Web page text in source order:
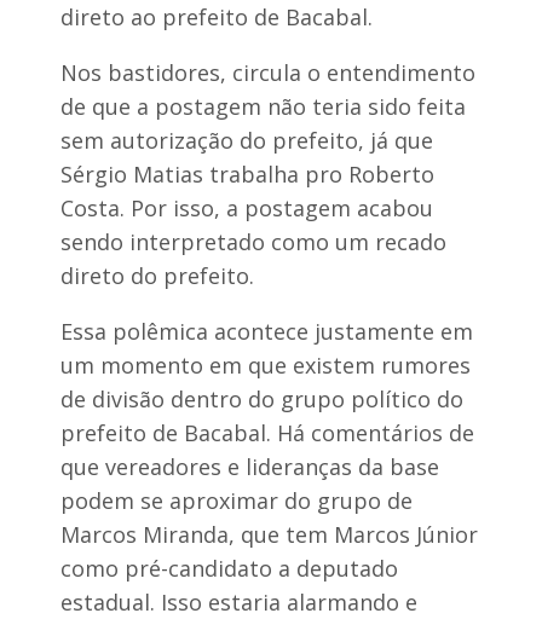
direto ao prefeito de Bacabal.
Nos bastidores, circula o entendimento
de que a postagem não teria sido feita
sem autorização do prefeito, já que
Sérgio Matias trabalha pro Roberto
Costa. Por isso, a postagem acabou
sendo interpretado como um recado
direto do prefeito.
Essa polêmica acontece justamente em
um momento em que existem rumores
de divisão dentro do grupo político do
prefeito de Bacabal. Há comentários de
que vereadores e lideranças da base
podem se aproximar do grupo de
Marcos Miranda, que tem Marcos Júnior
como pré-candidato a deputado
estadual. Isso estaria alarmando e